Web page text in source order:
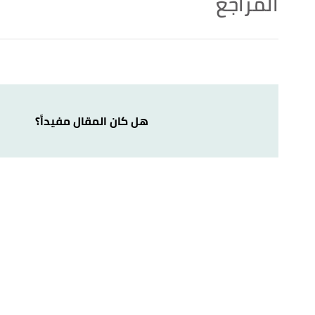
↑
"Gestational Diabetes"
,clevelandclinic. Edited.
هل كان المقال مفيداً؟